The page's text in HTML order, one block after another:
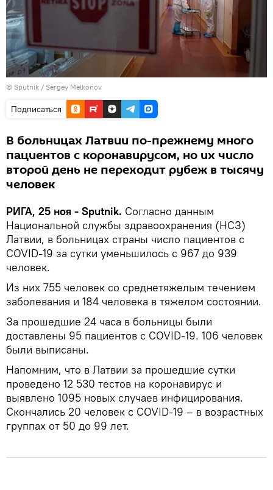
© Sputnik / Sergey Melkonov
Подписаться
В больницах Латвии по-прежнему много
пациентов с коронавирусом, но их число
второй день не переходит рубеж в тысячу
человек
РИГА, 25 ноя - Sputnik. Согласно данным
Национальной службы здравоохранения (НСЗ)
Латвии, в больницах страны число пациентов с
COVID-19 за сутки уменьшилось с 967 до 939
человек.
Из них 755 человек со среднетяжелым течением
заболевания и 184 человека в тяжелом состоянии.
За прошедшие 24 часа в больницы были
доставлены 95 пациентов с COVID-19. 106 человек
были выписаны.
Напомним, что в Латвии за прошедшие сутки
проведено 12 530 тестов на коронавирус и
выявлено 1095 новых случаев инфицирования.
Скончались 20 человек с COVID-19 – в возрастных
группах от 50 до 99 лет.